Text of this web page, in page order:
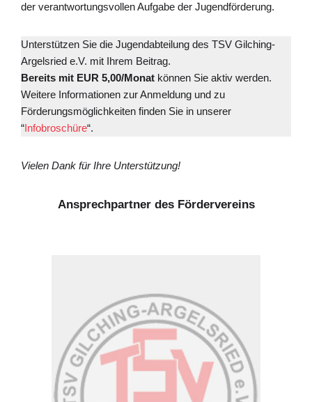
der verantwortungsvollen Aufgabe der Jugendförderung.
Unterstützen Sie die Jugendabteilung des TSV Gilching-
Argelsried e.V. mit Ihrem Beitrag.
Bereits mit EUR 5,00/Monat können Sie aktiv werden.
Weitere Informationen zur Anmeldung und zu
Förderungsmöglichkeiten finden Sie in unserer
“Infobroschüre“.
Vielen Dank für Ihre Unterstützung!
Ansprechpartner des Fördervereins